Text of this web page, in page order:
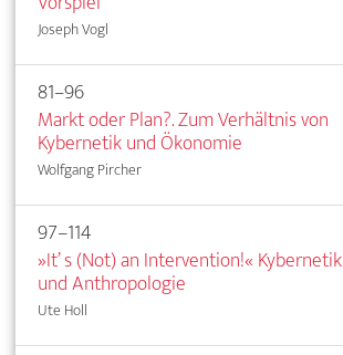
Joseph Vogl
81–96
Markt oder Plan?. Zum Verhältnis von
Kybernetik und Ökonomie
Wolfgang Pircher
97–114
»It’ s (Not) an Intervention!« Kybernetik
und Anthropologie
Ute Holl